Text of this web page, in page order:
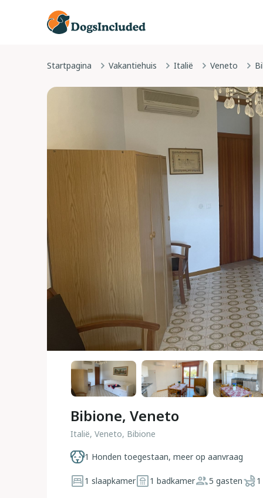
Startpagina Vakantiehuis Italië Veneto
Bibione, Veneto
Italië, Veneto, Bibione
1 Honden toegestaan, meer op aanvraag
1 slaapkamer 1 badkamer 5 gasten